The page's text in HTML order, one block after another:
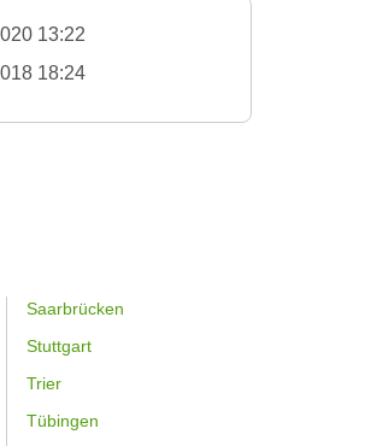
13:22
18:24
Saarbrücken
Stuttgart
Trier
Tübingen